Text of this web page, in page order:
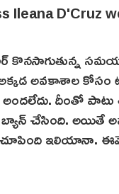
కొనసాగుతున్న
అక్కడ అవకాశాల
దీంతో
చేసింది. అయితే
చూపింది